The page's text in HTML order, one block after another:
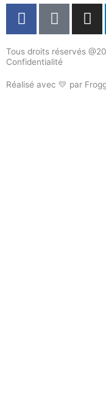
F
a
e
o
T
i
t
k
I
n
t
g
Tous droits réservés
Confidentialité
Réalisé avec 💛 par